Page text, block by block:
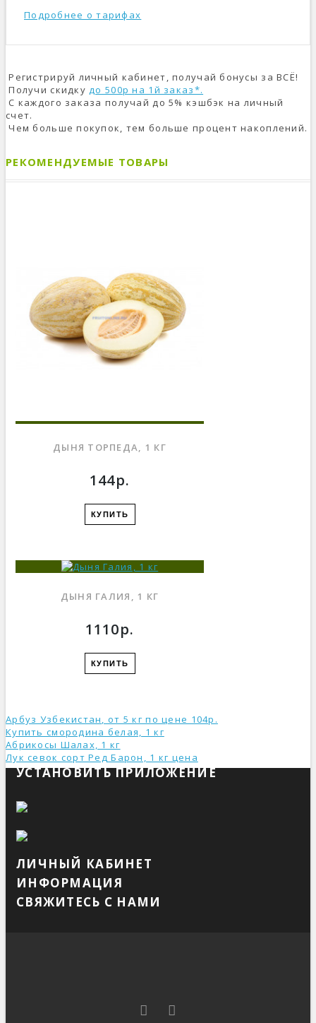
Подробнее о тарифах
Регистрируй личный кабинет, получай бонусы за ВСЁ!
Получи скидкудо 500р на 1й заказ*.
С каждого заказа получай до 5% кэшбэк на личный
счет.
Чем больше покупок, тем больше процент накоплений.
РЕКОМЕНДУЕМЫЕ ТОВАРЫ
ДЫНЯ ТОРПЕДА, 1 КГ
144р.
КУПИТЬ
ДЫНЯ ГАЛИЯ, 1 КГ
1110р.
КУПИТЬ
Арбуз Узбекистан, от 5 кг по цене 104р.
Купить смородина белая, 1 кг
Абрикосы Шалах, 1 кг
Лук севок сорт Ред Барон, 1 кг ценa
УСТАНОВИТЬ ПРИЛОЖЕНИЕ
ЛИЧНЫЙ КАБИНЕТ
ИНФОРМАЦИЯ
СВЯЖИТЕСЬ С НАМИ